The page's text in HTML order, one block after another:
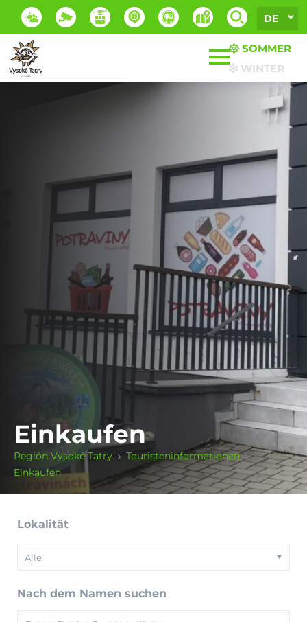
DE
SOMMER
WINTER
Einkaufen
Región Vysoké Tatry
Touristeninformationen
Einkaufen
Lokalität
Nach dem Namen suchen